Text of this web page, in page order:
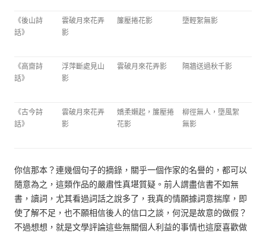
《後山詩
話》
雲破月來花弄
影
簾壓捲花影 墮輕絮無影
《高齋詩
話》
浮萍斷處見山
影
雲破月來花弄影 隔牆送過秋千影
《古今詩
話》
雲破月來花弄
影
嬌柔嬾起，簾壓捲
花影
柳徑無人，墮風絮
無影
你信那本？連幾個句子的摘錄，關乎一個作家的名譽的，都可以
隨意為之，這類作品的嚴肅性真堪質疑。前人謂盡信書不如無
書，讀詞，尤其看過詞話之說多了，我真的情願據詞意揣摩，即
使了解不足，也不願相信後人的信口之談，何況是故意的做假？
不過想想，就是文學評論這些無關個人利益的事情也這麼喜歡做